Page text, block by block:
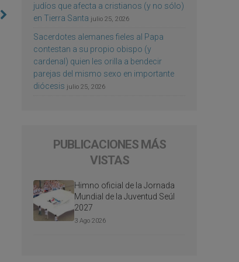
judíos que afecta a cristianos (y no sólo)
en Tierra Santa julio 25, 2026
Sacerdotes alemanes fieles al Papa
contestan a su propio obispo (y
cardenal) quien les orilla a bendecir
parejas del mismo sexo en importante
diócesis julio 25, 2026
PUBLICACIONES MÁS
VISTAS
Himno oficial de la Jornada
Mundial de la Juventud Seúl
2027
3 Ago 2026